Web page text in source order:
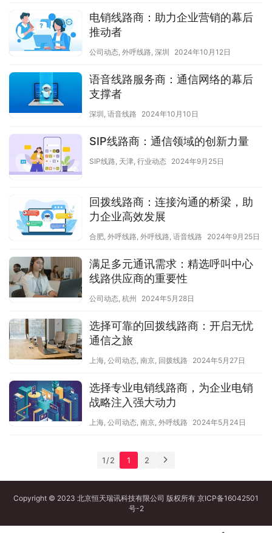
电销线路商：助力企业营销的幕后
推动者
公司动态, 外呼线路, 深圳 2024年10月12日
语音线路服务商：通信网络的幕后
支撑者
深圳 , 语音线路 2024年10月10日
SIP线路商：通信领域的创新力量
SIP线路, 天津, 行业动态 2024年9月25日
回拨线路商：连接沟通的桥梁，助
力企业高效发展
合肥, 外呼线路, 外呼线路, 语音线路 2024年9月25日
满足多元通讯需求：精选呼叫中心
线路供应商的重要性
公司动态, 杭州 2024年5月28日
选择可靠的回拨线路商：开启无忧
通信之旅
上海, 公司动态, 南京, 回拨线路 2024年5月27日
选择专业电销线路商，为企业电销
战略注入强大动力
上海, 公司动态, 南京, 外呼线路 2024年5月24日
1 / 2 1 2
Copyright © 2023 北京恒天瑞讯科技有限公司 版权所有 京ICP备16042501
号-2